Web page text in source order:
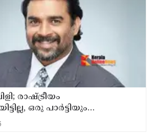
രാഷ്ട്രീയം
ഒരു പാര്‍ട്ടിയും
ആര്‍ മാധവന്‍